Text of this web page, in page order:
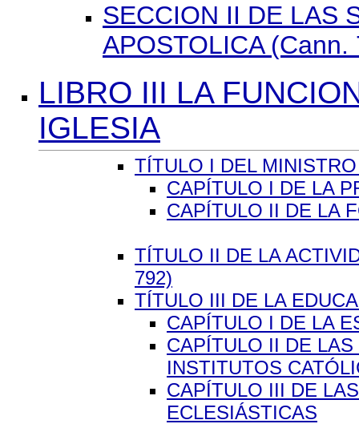
SECCION II DE LAS
APOSTOLICA (Cann.
LIBRO III LA
IGLESIA
TÍTULO I DEL
CAPÍTULO I DE LA
CAPÍTULO II DE LA
TÍTULO II DE LA
792)
TÍTULO III DE LA
CAPÍTULO I DE LA
CAPÍTULO II DE
INSTITUTOS
CAPÍTULO III DE
ECLESIÁSTICAS